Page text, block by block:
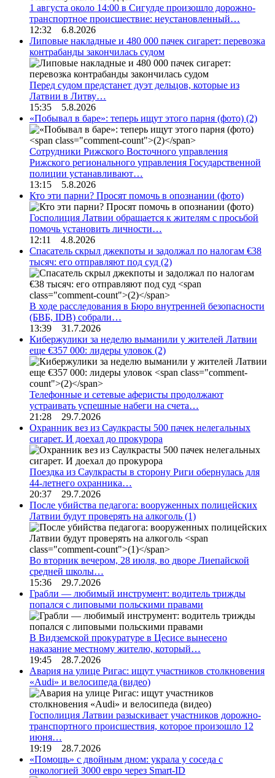
1 августа около 14:00 в Сигулде произошло дорожно-
транспортное происшествие: неустановленный…
12:32 6.8.2026
Липовые накладные и 480 000 пачек сигарет: перевозка
контрабанды закончилась судом
Перед судом предстанет дуэт дельцов, которые из
Латвии в Литву…
15:35 5.8.2026
«Побывал в баре»: теперь ищут этого парня (фото) (2)
Сотрудники Рижского Восточного управления
Рижского регионального управления Государственной
полиции устанавливают…
13:15 5.8.2026
Кто эти парни? Просят помочь в опознании (фото)
Госполиция Латвии обращается к жителям с просьбой
помочь установить личности…
12:11 4.8.2026
Спасатель скрыл джекпоты и задолжал по налогам €38
тысяч: его отправляют под суд (2)
В ходе расследования в Бюро внутренней безопасности
(БВБ, IDB) собрали…
13:39 31.7.2026
Кибержулики за неделю выманили у жителей Латвии
еще €357 000: лидеры уловок (2)
Телефонные и сетевые аферисты продолжают
устраивать успешные набеги на счета…
21:28 29.7.2026
Охранник вез из Саулкрасты 500 пачек нелегальных
сигарет. И доехал до прокурора
Поездка из Саулкрасты в сторону Риги обернулась для
44-летнего охранника…
20:37 29.7.2026
После убийства педагога: вооруженных полицейских
Латвии будут проверять на алкоголь (1)
Во вторник вечером, 28 июля, во дворе Лиепайской
средней школы…
15:36 29.7.2026
Грабли — любимый инструмент: водитель трижды
попался с липовыми польскими правами
В Видземской прокуратуре в Цесисе вынесено
наказание местному жителю, который…
19:45 28.7.2026
Авария на улице Ригас: ищут участников столкновения
«Audi» и велосипеда (видео)
Госполиция Латвии разыскивает участников дорожно-
транспортного происшествия, которое произошло 12
июня…
19:19 28.7.2026
«Помощь» с двойным дном: украла у соседа с
онкологией 3000 евро через Smart-ID